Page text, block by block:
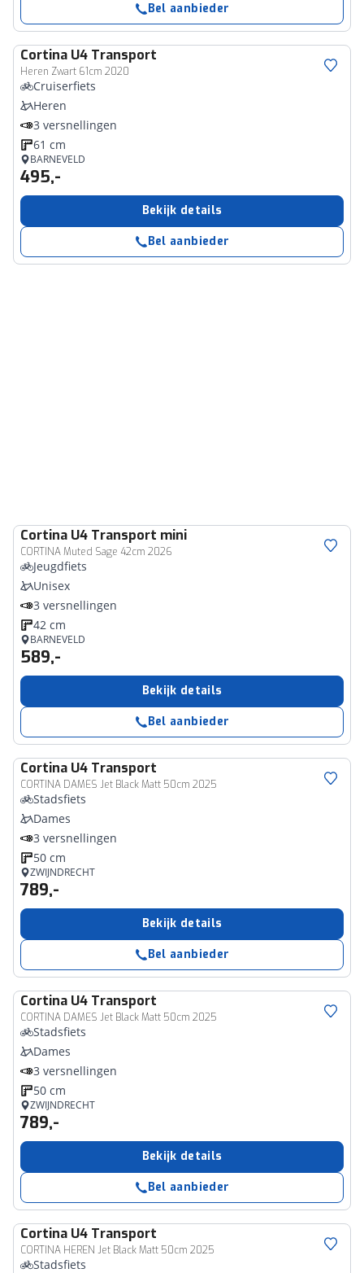
Bel aanbieder
Cortina U4 Transport
Heren Zwart 61cm 2020
Cruiserfiets
Heren
3 versnellingen
61 cm
BARNEVELD
495,-
Bekijk details
Bel aanbieder
Cortina U4 Transport mini
CORTINA Muted Sage 42cm 2026
Jeugdfiets
Unisex
3 versnellingen
42 cm
BARNEVELD
589,-
Bekijk details
Bel aanbieder
Cortina U4 Transport
CORTINA DAMES Jet Black Matt 50cm 2025
Stadsfiets
Dames
3 versnellingen
50 cm
ZWIJNDRECHT
789,-
Bekijk details
Bel aanbieder
Cortina U4 Transport
CORTINA DAMES Jet Black Matt 50cm 2025
Stadsfiets
Dames
3 versnellingen
50 cm
ZWIJNDRECHT
789,-
Bekijk details
Bel aanbieder
Cortina U4 Transport
CORTINA HEREN Jet Black Matt 50cm 2025
Stadsfiets